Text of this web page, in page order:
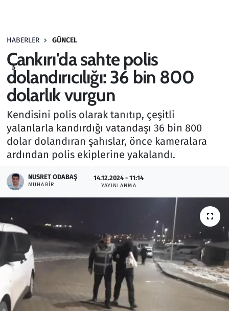
HABERLER GÜNCEL
Çankırı'da sahte polis
dolandırıcılığı: 36 bin 800
dolarlık vurgun
Kendisini polis olarak tanıtıp, çeşitli
yalanlarla kandırdığı vatandaşı 36 bin 800
dolar dolandıran şahıslar, önce kameralara
ardından polis ekiplerine yakalandı.
NUSRET ODABAŞ
MUHABIR
14.12.2024 - 11:14
YAYINLANMA
Haber
Kültür Sanat
Kurumsal Haberler
Lezzet Durağı
Memur ve Kamu
Otomobil
Oyun
Ramazan
Resmi İlanlar
Rüya Tabirleri
Sağlık